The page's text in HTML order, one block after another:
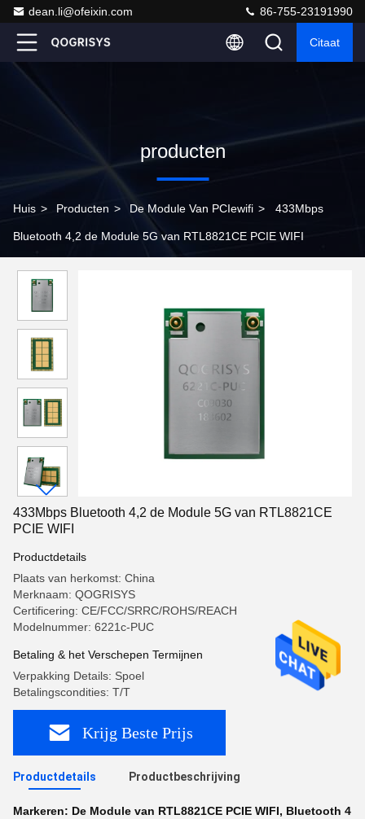
dean.li@ofeixin.com 86-755-23191990
Citaat
producten
Huis > Producten > De Module Van PCIewifi > 433Mbps
Bluetooth 4,2 de Module 5G van RTL8821CE PCIE WIFI
433Mbps Bluetooth 4,2 de Module 5G van RTL8821CE
PCIE WIFI
Productdetails
Plaats van herkomst: China
Merknaam: QOGRISYS
Certificering: CE/FCC/SRRC/ROHS/REACH
Modelnummer: 6221c-PUC
Betaling & het Verschepen Termijnen
Verpakking Details: Spoel
Betalingscondities: T/T
Krijg Beste Prijs
Productdetails Productbeschrijving
Markeren: De Module van RTL8821CE PCIE WIFI, Bluetooth 4